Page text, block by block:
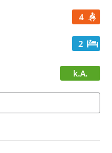
4
2
k.A.